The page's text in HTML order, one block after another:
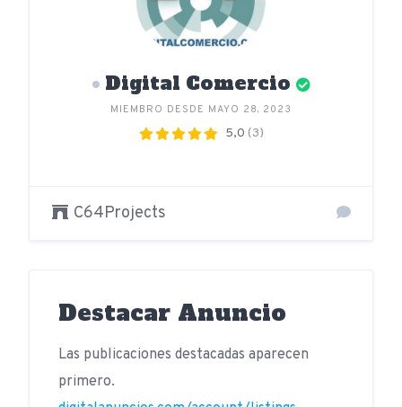
Digital Comercio
MIEMBRO DESDE MAYO 28, 2023
5,0 (3)
C64Projects
Destacar Anuncio
Las publicaciones destacadas aparecen
primero.